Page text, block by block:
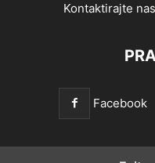
Kontaktirajte
Facebook